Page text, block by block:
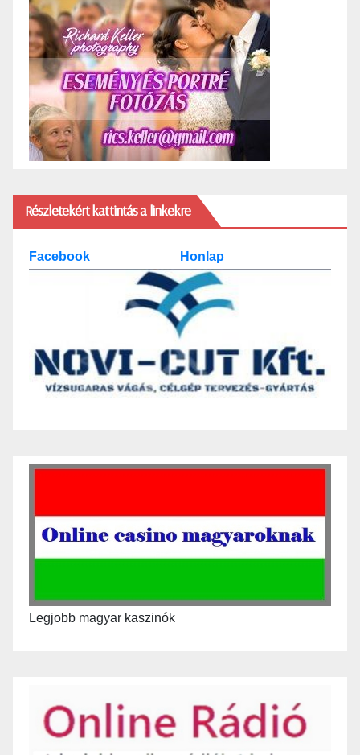
Részletekért kattintás a linkekre
Facebook Honlap
Legjobb magyar kaszinók